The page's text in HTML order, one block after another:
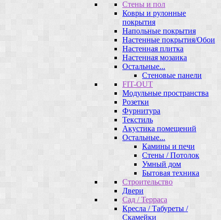
Стены и пол
Ковры и рулонные
покрытия
Напольные покрытия
Настенные покрытия/Обои
Настенная плитка
Настенная мозаика
Остальные...
Стеновые панели
FIT-OUT
Модульные пространства
Розетки
Фурнитура
Текстиль
Акустика помещений
Остальные...
Камины и печи
Стены / Потолок
Умный дом
Бытовая техника
Строительство
Двери
Сад / Терраса
Кресла / Табуреты /
Скамейки